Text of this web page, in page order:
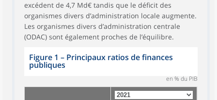
excédent de 4,7 Md€ tandis que le déficit des
organismes divers d’administration locale augmente.
Les organismes divers d’administration centrale
(ODAC) sont également proches de l’équilibre.
Figure 1 – Principaux ratios de finances
publiques
en % du PIB